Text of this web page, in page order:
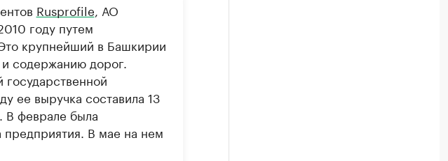
Rusprofile , АО
году путем
крупнейший в Башкирии
содержанию дорог.
ее выручка составила 13
В феврале была
предприятия. В мае на нем